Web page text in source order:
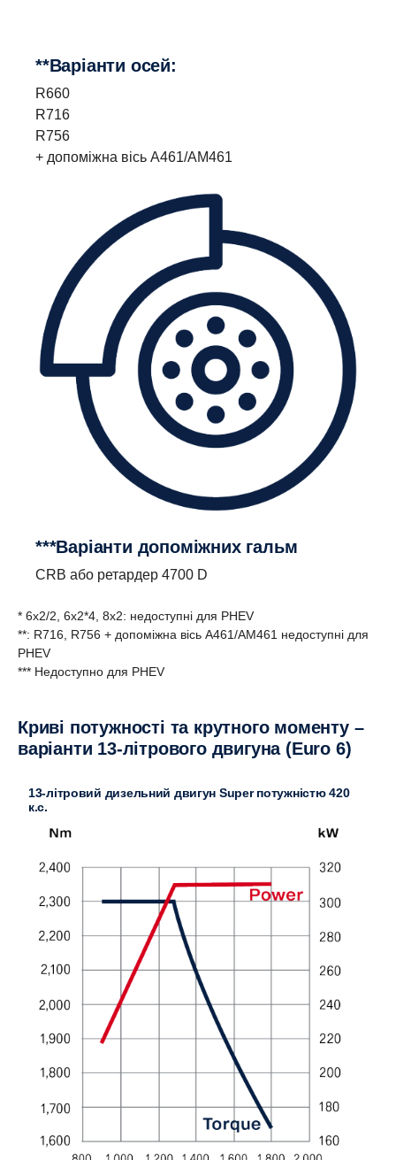
**Варіанти осей:
R660
R716
R756
+ допоміжна вісь A461/AM461
***Варіанти допоміжних гальм
CRB або ретардер 4700 D
* 6x2/2, 6x2*4, 8x2: недоступні для PHEV
**: R716, R756 + допоміжна вісь A461/AM461 недоступні для
PHEV
*** Недоступно для PHEV
Криві потужності та крутного моменту –
варіанти 13-літрового двигуна (Euro 6)
13-літровий дизельний двигун Super потужністю 420
к.с.